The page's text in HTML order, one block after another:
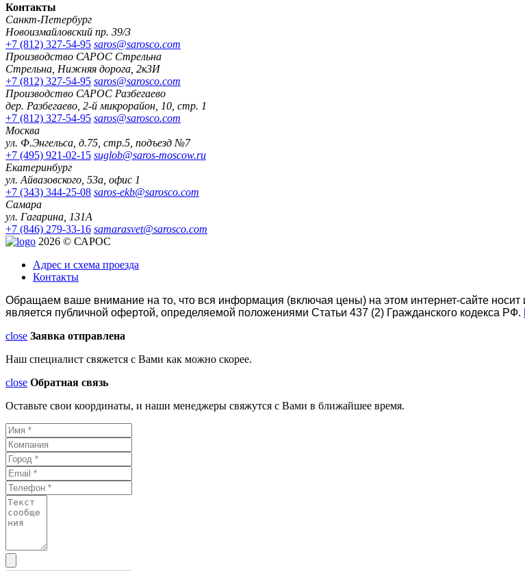
Контакты
Санкт-Петербург
Новоизмайловский пр. 39/3
+7 (812) 327-54-95 saros@sarosco.com
Производство САРОС Стрельна
Стрельна, Нижняя дорога, 2к3И
+7 (812) 327-54-95 saros@sarosco.com
Производство САРОС Разбегаево
дер. Разбегаево, 2-й микрорайон, 10, стр. 1
+7 (812) 327-54-95 saros@sarosco.com
Москва
ул. Ф.Энгельса, д.75, стр.5, подъезд №7
+7 (495) 921-02-15 suglob@saros-moscow.ru
Екатеринбург
ул. Айвазовского, 53а, офис 1
+7 (343) 344-25-08 saros-ekb@sarosco.com
Самара
ул. Гагарина, 131А
+7 (846) 279-33-16 samarasvet@sarosco.com
2026 © САРОС
Адрес и схема проезда
Контакты
Обращаем ваше внимание на то, что вся информация (включая цены) на этом интернет-сайте
является публичной офертой, определяемой положениями Статьи 437 (2) Гражданского кодекса РФ.
close Заявка отправлена
Наш специалист свяжется с Вами как можно скорее.
close Обратная связь
Оставьте свои координаты, и наши менеджеры свяжутся с Вами в ближайшее время.